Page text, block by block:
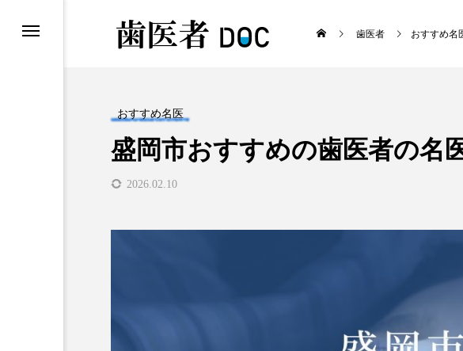
歯医者
歯医者 おすすめ名
おすすめ名医
盛岡市おすすめの歯医者の名
2026.02.10